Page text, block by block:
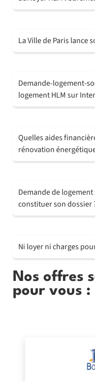
La Ville de Paris lance
Demande-logement-
logement HLM sur
Quelles aides
rénovation
Demande de
constituer son dossier
Ni loyer ni charges
Nos offres
pour vous :